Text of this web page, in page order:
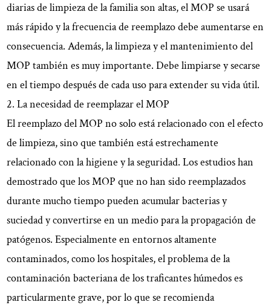
diarias de limpieza de la familia son altas, el MOP se usará
más rápido y la frecuencia de reemplazo debe aumentarse en
consecuencia. Además, la limpieza y el mantenimiento del
MOP también es muy importante. Debe limpiarse y secarse
en el tiempo después de cada uso para extender su vida útil.
2. La necesidad de reemplazar el MOP
El reemplazo del MOP no solo está relacionado con el efecto
de limpieza, sino que también está estrechamente
relacionado con la higiene y la seguridad. Los estudios han
demostrado que los MOP que no han sido reemplazados
durante mucho tiempo pueden acumular bacterias y
suciedad y convertirse en un medio para la propagación de
patógenos. Especialmente en entornos altamente
contaminados, como los hospitales, el problema de la
contaminación bacteriana de los traficantes húmedos es
particularmente grave, por lo que se recomienda